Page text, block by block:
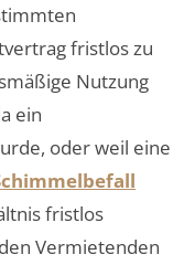
fristlos zu
Nutzung
ein
oder weil eine
fristlos
Vermietenden